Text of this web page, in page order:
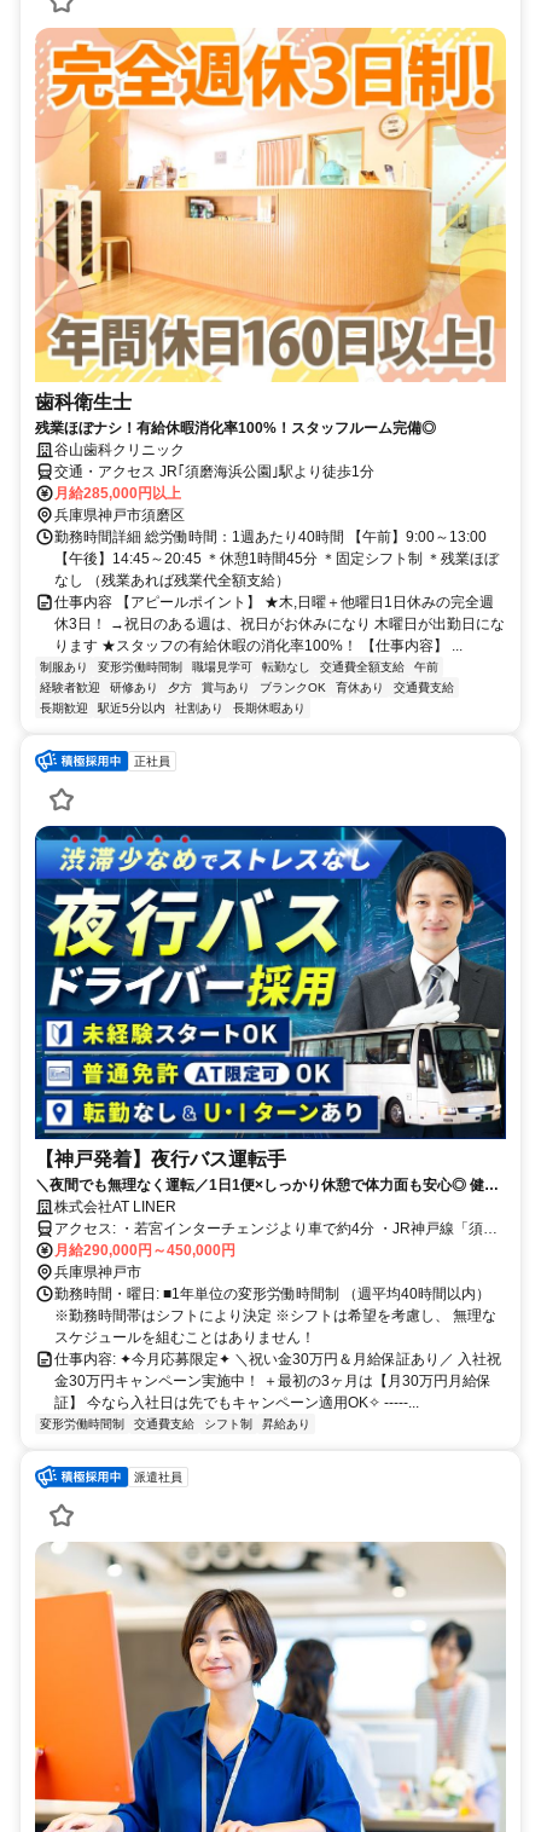
歯科衛生士
残業ほぼナシ！有給休暇消化率100%！スタッフルーム完備◎
谷山歯科クリニック
交通・アクセス JR｢須磨海浜公園｣駅より徒歩1分
月給285,000円以上
兵庫県神戸市須磨区
勤務時間詳細 総労働時間：1週あたり40時間 【午前】9:00～13:00
【午後】14:45～20:45 ＊休憩1時間45分 ＊固定シフト制 ＊残業ほぼ
なし （残業あれば残業代全額支給）
仕事内容 【アピールポイント】 ★木,日曜＋他曜日1日休みの完全週
休3日！ →祝日のある週は、祝日がお休みになり 木曜日が出勤日にな
ります ★スタッフの有給休暇の消化率100%！ 【仕事内容】 ...
制服あり 変形労働時間制 職場見学可 転勤なし 交通費全額支給
午前
経験者歓迎
研修あり 夕方 賞与あり ブランクOK 育休あり
交通費支給
長期歓迎
駅近5分以内 社割あり 長期休暇あり
正社員
【神戸発着】夜行バス運転手
＼夜間でも無理なく運転／1日1便×しっかり休憩で体力面も安心◎ 健康
経営優良法人×三ツ星評価の安心企業で、長く安定して働けます！
株式会社AT LINER
アクセス: ・若宮インターチェンジより車で約4分 ・JR神戸線「須磨
駅」より車で7分 ◎マイカー通勤OK
月給290,000円～450,000円
兵庫県神戸市
勤務時間・曜日: ■1年単位の変形労働時間制 （週平均40時間以内）
※勤務時間帯はシフトにより決定 ※シフトは希望を考慮し、 無理な
スケジュールを組むことはありません！
仕事内容: ✦今月応募限定✦ ＼祝い金30万円＆月給保証あり／ 入社祝
金30万円キャンペーン実施中！ ＋最初の3ヶ月は【月30万円月給保
証】 今なら入社日は先でもキャンペーン適用OK✧ -----...
変形労働時間制 交通費支給 シフト制 昇給あり
派遣社員